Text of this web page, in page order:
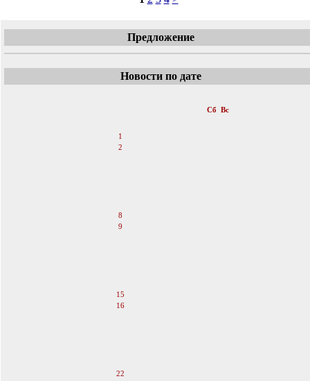
Предложение
Новости по дате
Сб Вс
1
2
8
9
15
16
22